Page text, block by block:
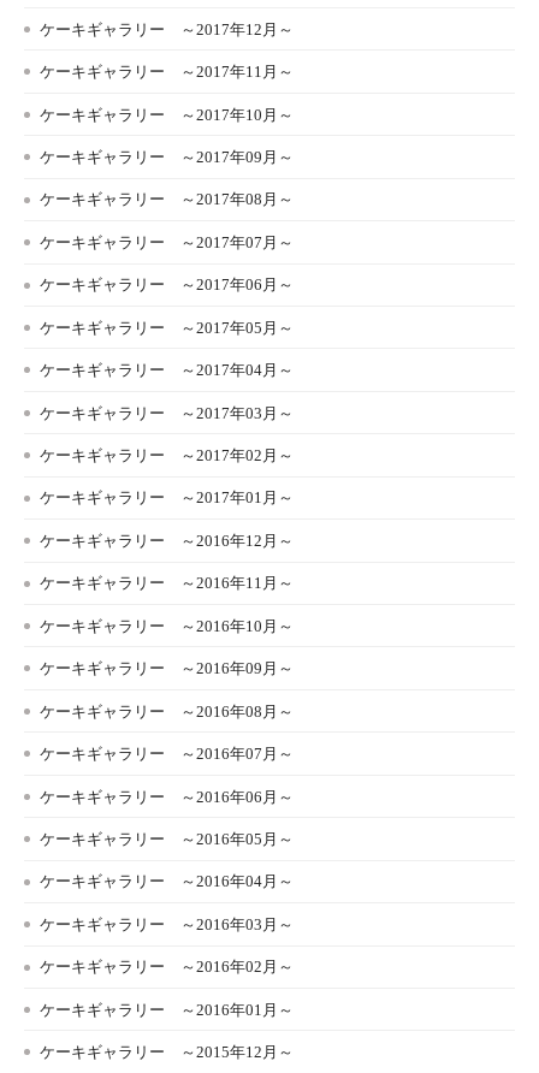
ケーキギャラリー ～2017年12月～
ケーキギャラリー ～2017年11月～
ケーキギャラリー ～2017年10月～
ケーキギャラリー ～2017年09月～
ケーキギャラリー ～2017年08月～
ケーキギャラリー ～2017年07月～
ケーキギャラリー ～2017年06月～
ケーキギャラリー ～2017年05月～
ケーキギャラリー ～2017年04月～
ケーキギャラリー ～2017年03月～
ケーキギャラリー ～2017年02月～
ケーキギャラリー ～2017年01月～
ケーキギャラリー ～2016年12月～
ケーキギャラリー ～2016年11月～
ケーキギャラリー ～2016年10月～
ケーキギャラリー ～2016年09月～
ケーキギャラリー ～2016年08月～
ケーキギャラリー ～2016年07月～
ケーキギャラリー ～2016年06月～
ケーキギャラリー ～2016年05月～
ケーキギャラリー ～2016年04月～
ケーキギャラリー ～2016年03月～
ケーキギャラリー ～2016年02月～
ケーキギャラリー ～2016年01月～
ケーキギャラリー ～2015年12月～